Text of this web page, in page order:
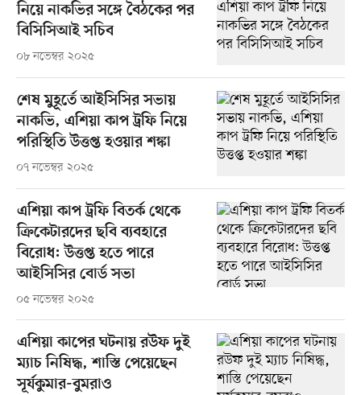
নিয়ে নাকভির সঙ্গে বৈঠকের পর
বিসিসিআই সচিব
০৮ নভেম্বর ২০২৫
শেষ মুহূর্তে আইসিসির সভায়
নাকভি, এশিয়া কাপ ট্রফি নিয়ে
পরিস্থিতি উত্তপ্ত হওয়ার শঙ্কা
০৭ নভেম্বর ২০২৫
এশিয়া কাপ ট্রফি বিতর্ক থেকে
ক্রিকেটারদের ছবি ব্যবহারে
বিরোধ: উত্তপ্ত হতে পারে
আইসিসির বোর্ড সভা
০৫ নভেম্বর ২০২৫
এশিয়া কাপের ঘটনায় রউফ দুই
ম্যাচ নিষিদ্ধ, শাস্তি পেয়েছেন
সূর্যকুমার-বুমরাও